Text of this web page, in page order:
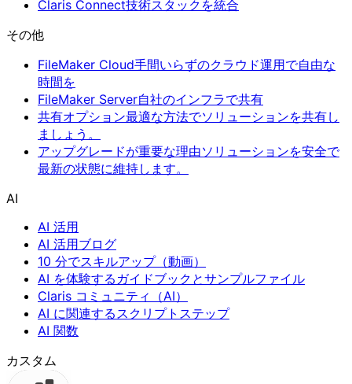
Claris Connect技術スタックを統合
その他
FileMaker Cloud手間いらずのクラウド運用で自由な
時間を
FileMaker Server自社のインフラで共有
共有オプション最適な方法でソリューションを共有し
ましょう。
アップグレードが重要な理由ソリューションを安全で
最新の状態に維持します。
AI
AI 活用
AI 活用ブログ
10 分でスキルアップ（動画）
AI を体験するガイドブックとサンプルファイル
Claris コミュニティ（AI）
AI に関連するスクリプトステップ
AI 関数
カスタム